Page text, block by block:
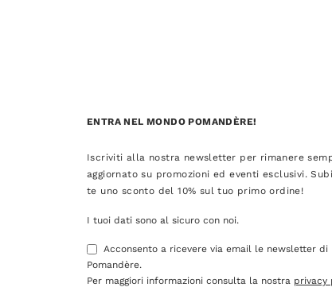
ENTRA NEL MONDO POMANDÈRE!
Iscriviti alla nostra newsletter per rimanere
aggiornato su promozioni ed eventi esclusivi.
te uno sconto del 10% sul tuo primo ordine!
I tuoi dati sono al sicuro con noi.
Acconsento a ricevere via email le newsletter di
Pomandère.
Per maggiori informazioni consulta la nostra privacy